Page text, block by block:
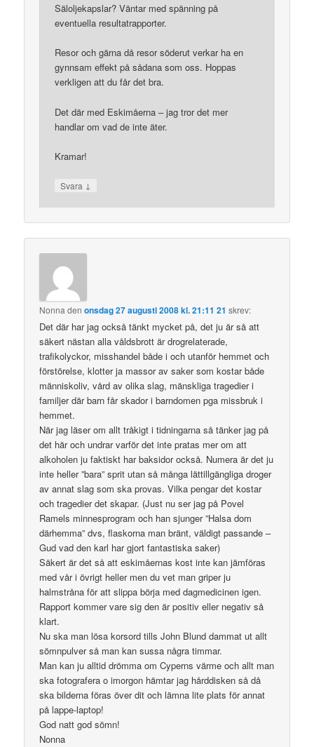
Säloljekapslar? Väntar med spänning på
eventuella resultatrapporter.
Resor och gärna då resor söderut verkar ha en
gynnsam effekt på sådana som oss. Hoppas
verkligen att du får det bra.
Det där med Eskimåerna – jag tror det mer
handlar om vad de inte äter.
Kramar!
Svara ↓
Nonna denonsdag 27 augusti 2008 kl. 21:11 21 skrev:
Det där har jag också tänkt mycket på, det ju är så att
säkert nästan alla våldsbrott är drogrelaterade,
trafikolyckor, misshandel både i och utanför hemmet och
förstörelse, klotter ja massor av saker som kostar både
människoliv, vård av olika slag, mänskliga tragedier i
familjer där barn får skador i barndomen pga missbruk i
hemmet.
När jag läser om allt tråkigt i tidningarna så tänker jag på
det här och undrar varför det inte pratas mer om att
alkoholen ju faktiskt har baksidor också. Numera är det ju
inte heller ”bara” sprit utan så många lättillgängliga droger
av annat slag som ska provas. Vilka pengar det kostar
och tragedier det skapar. (Just nu ser jag på Povel
Ramels minnesprogram och han sjunger ”Halsa dom
därhemma” dvs, flaskorna man bränt, väldigt passande –
Gud vad den karl har gjort fantastiska saker)
Säkert är det så att eskimåernas kost inte kan jämföras
med vår i övrigt heller men du vet man griper ju
halmstråna för att slippa börja med dagmedicinen igen.
Rapport kommer vare sig den är positiv eller negativ så
klart.
Nu ska man lösa korsord tills John Blund dammat ut allt
sömnpulver så man kan sussa några timmar.
Man kan ju alltid drömma om Cyperns värme och allt man
ska fotografera o imorgon hämtar jag hårddisken så då
ska bilderna föras över dit och lämna lite plats för annat
på lappe-laptop!
God natt god sömn!
Nonna